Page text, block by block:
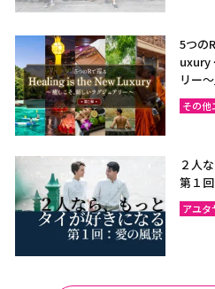
5つの
uxury
リー
その他
２人
第１
アユタ